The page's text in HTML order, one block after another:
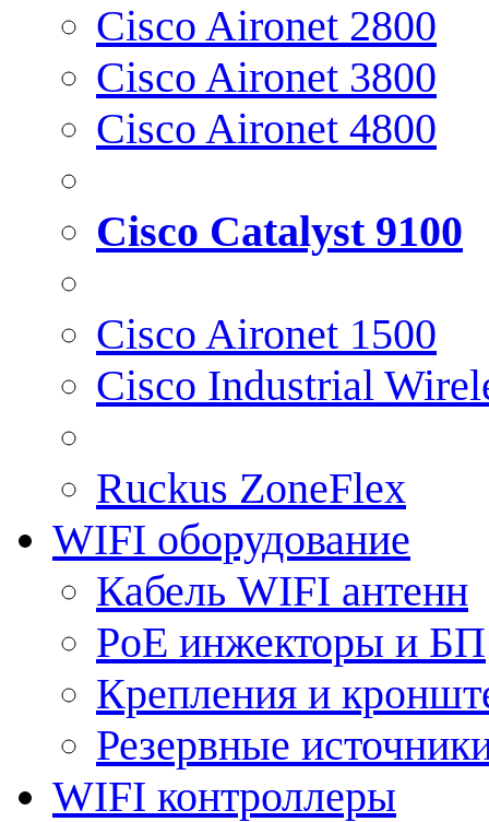
Cisco Aironet 2800
Cisco Aironet 3800
Cisco Aironet 4800
Cisco Catalyst 9100
Cisco Aironet 1500
Cisco Industrial
Ruckus ZoneFlex
WIFI оборудование
Кабель WIFI антенн
PoE инжекторы и БП
Крепления и
Резервные
WIFI контроллеры